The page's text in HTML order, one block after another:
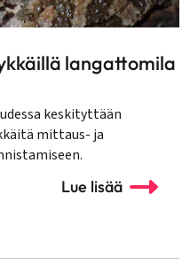
langattomila
keskityttään
mittaus- ja
Lue lisää